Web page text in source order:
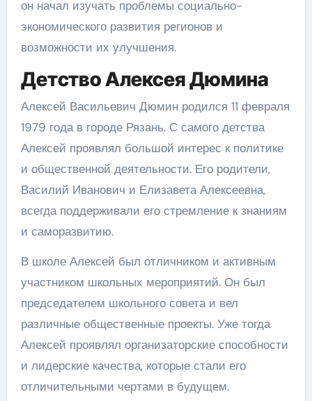
он начал изучать проблемы социально-
экономического развития регионов и
возможности их улучшения.
Детство Алексея Дюмина
Алексей Васильевич Дюмин родился 11 февраля
1979 года в городе Рязань. С самого детства
Алексей проявлял большой интерес к политике
и общественной деятельности. Его родители,
Василий Иванович и Елизавета Алексеевна,
всегда поддерживали его стремление к знаниям
и саморазвитию.
В школе Алексей был отличником и активным
участником школьных мероприятий. Он был
председателем школьного совета и вел
различные общественные проекты. Уже тогда
Алексей проявлял организаторские способности
и лидерские качества, которые стали его
отличительными чертами в будущем.